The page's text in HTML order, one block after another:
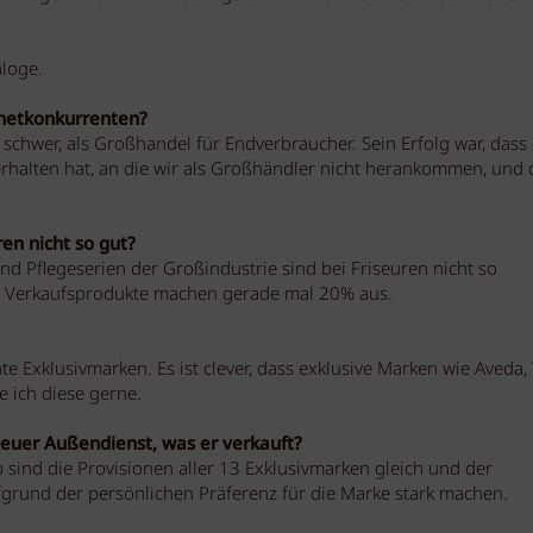
als Großhandel für Endverbraucher. Sein Erfolg war, dass
hat, an die wir als Großhändler nicht herankommen, und
nicht so gut?
Pflegeserien der Großindustrie sind bei Friseuren nicht so
machen gerade mal 20% aus.
Es ist clever, dass exklusive Marken wie Aveda,
ich diese gerne.
Außendienst, was er verkauft?
die Provisionen aller 13 Exklusivmarken gleich und der
der persönlichen Präferenz für die Marke stark machen.